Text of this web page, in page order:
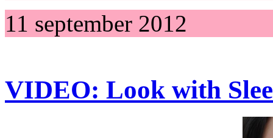
11 september 2012
VIDEO: Look with